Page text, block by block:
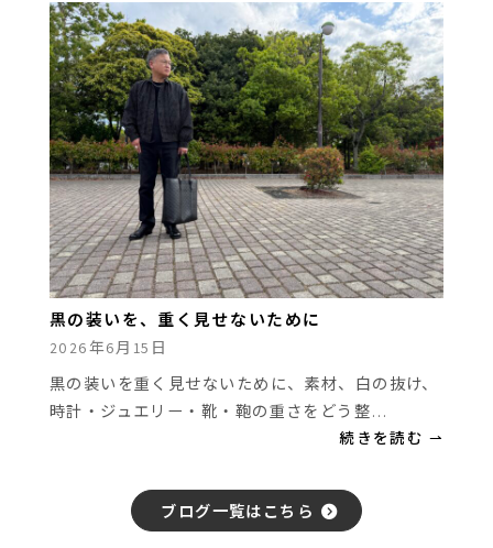
黒の装いを、重く見せないために
2026年6月15日
黒の装いを重く見せないために、素材、白の抜け、
時計・ジュエリー・靴・鞄の重さをどう整…
続きを読む ⇀
ブログ一覧はこちら